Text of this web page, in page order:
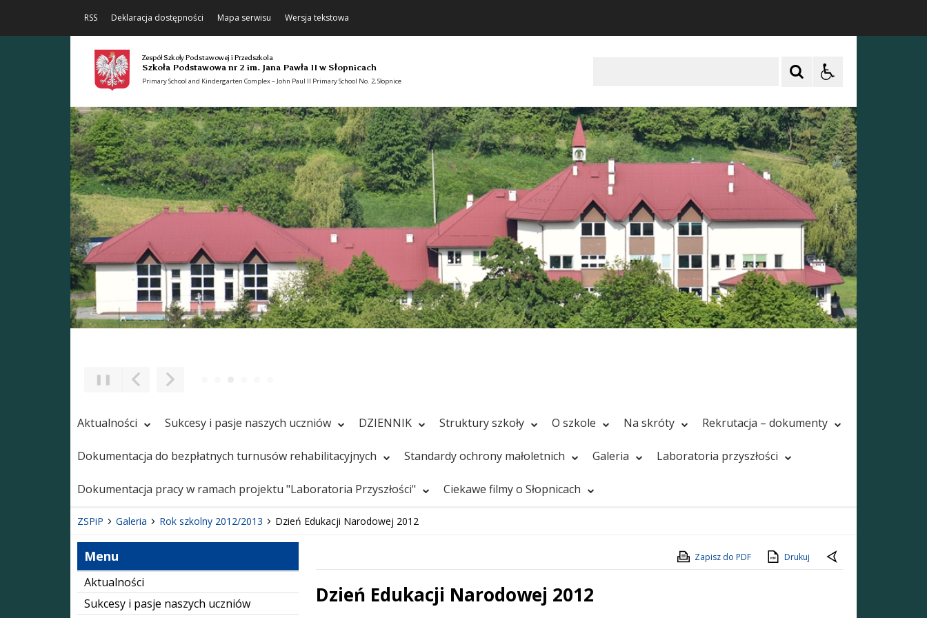
RSS Deklaracja dostępności Mapa serwisu Wersja tekstowa
Zespół Szkoły Podstawowej i Przedszkola
Szkoła Podstawowa nr 2 im. Jana Pawła II w Słopnicach
Primary School and Kindergarten Complex – John Paul II Primary School No. 2, Słopnice
Poprzedni Element
Następny Element
❚❚
Aktualności Sukcesy i pasje naszych uczniów DZIENNIK Struktury szkoły O szkole Na skróty Rekrutacja – dokumenty
Dokumentacja do bezpłatnych turnusów rehabilitacyjnych Standardy ochrony małoletnich Galeria Laboratoria przyszłości
Dokumentacja pracy w ramach projektu "Laboratoria Przyszłości" Ciekawe filmy o Słopnicach
ZSPiP Galeria Rok szkolny 2012/2013 Dzień Edukacji Narodowej 2012
Menu
Aktualności
Sukcesy i pasje naszych uczniów
Zapisz do PDF Drukuj
Dzień Edukacji Narodowej 2012